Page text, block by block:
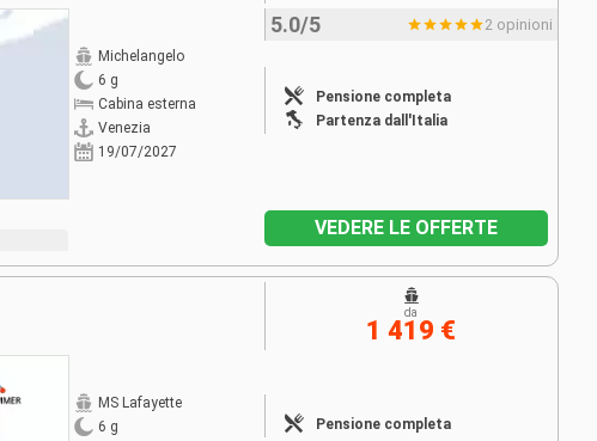
Michelangelo
6 g
Cabina esterna
Venezia
19/07/2027
5.0/5 2 opinioni
Pensione completa
Partenza dall'Italia
VEDERE LE OFFERTE
MS Lafayette
6 g
Pensione completa
da
1 419 €